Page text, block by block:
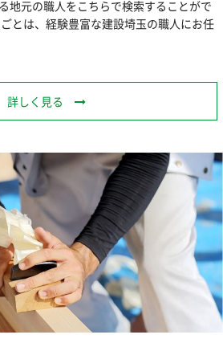
地元の職人をこちらで検索することがで
とは、経験豊富な建設埼玉の職人にお任
詳しく見る